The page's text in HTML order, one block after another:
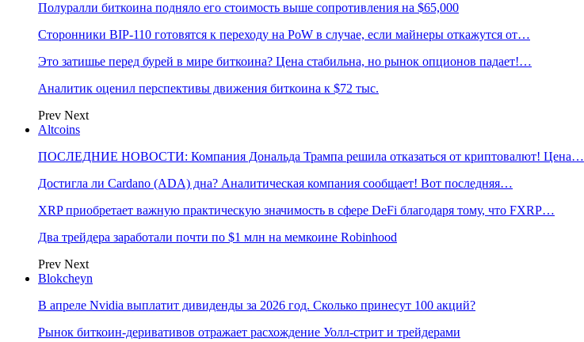
Полуралли биткоина подняло его стоимость выше сопротивления на $65,000
Сторонники BIP-110 готовятся к переходу на PoW в случае, если майнеры откажутся от…
Это затишье перед бурей в мире биткоина? Цена стабильна, но рынок опционов падает!…
Аналитик оценил перспективы движения биткоина к $72 тыс.
Prev Next
Altcoins
ПОСЛЕДНИЕ НОВОСТИ: Компания Дональда Трампа решила отказаться от криптовалют! Цена…
Достигла ли Cardano (ADA) дна? Аналитическая компания сообщает! Вот последняя…
XRP приобретает важную практическую значимость в сфере DeFi благодаря тому, что FXRP…
Два трейдера заработали почти по $1 млн на мемкоине Robinhood
Prev Next
Blokcheyn
В апреле Nvidia выплатит дивиденды за 2026 год. Сколько принесут 100 акций?
Рынок биткоин-деривативов отражает расхождение Уолл-стрит и трейдерами